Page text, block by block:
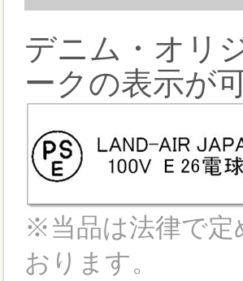
デニム・オリ
ークの表示が
※当品は法律で定
おります。